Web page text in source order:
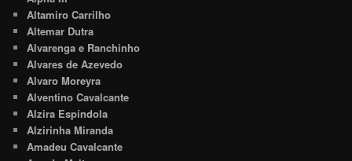
Altamiro Carrilho
Altemar Dutra
Alvarenga e Ranchinho
Alvares de Azevedo
Alvaro Moreyra
Alventino Cavalcante
Alzira Espíndola
Alzirinha Miranda
Amadeu Cavalcante